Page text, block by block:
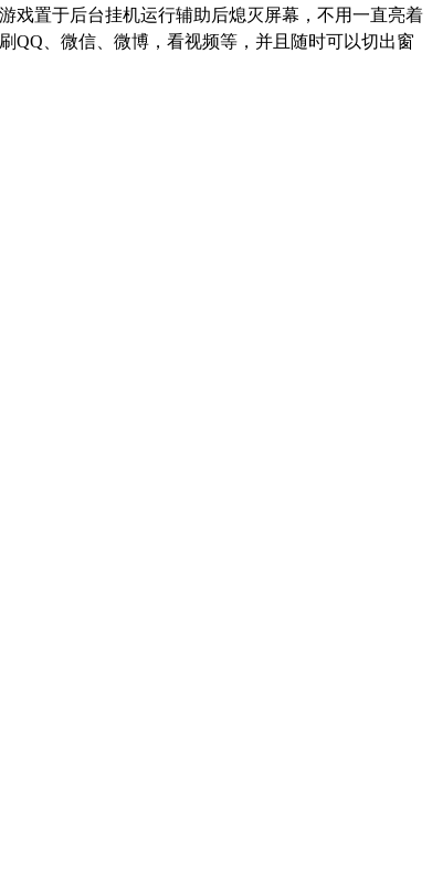
戏置于后台挂机运行辅助后熄灭屏幕，不用一直亮着
QQ、微信、微博，看视频等，并且随时可以切出窗